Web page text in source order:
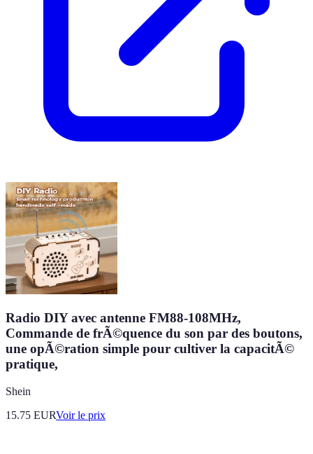
Radio DIY avec antenne FM88-108MHz,
Commande de frÃ©quence du son par des boutons,
une opÃ©ration simple pour cultiver la capacitÃ©
pratique,
Shein
15.75 EURVoir le prix